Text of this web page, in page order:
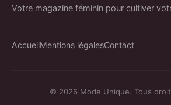
Votre magazine féminin pour cultiver
AccueilMentions légalesContact
© 2026 Mode Unique. Tous